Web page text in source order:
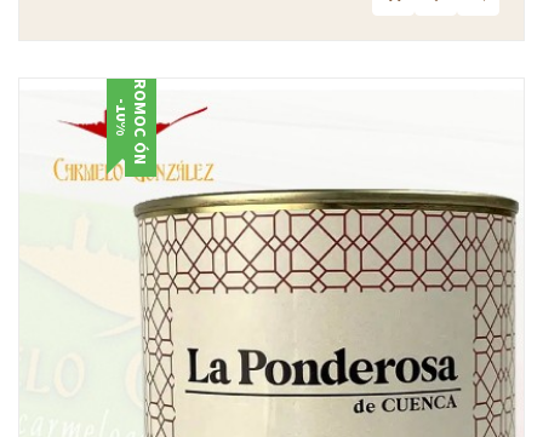
PROMOCIÓN
-10%